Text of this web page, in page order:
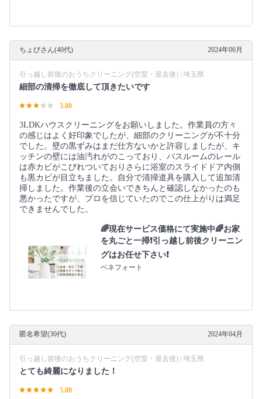
ちょびさん(40代) 2024年06月
引っ越し前後のおうちクリーニング(空室・退去後) | 埼玉県
細部の清掃を徹底して頂きたいです
3.00
3LDKハウスクリーニングをお願いしました。作業員の方々
の感じはよく好印象でしたが、細部のクリーニングが不十分
でした。壁の黒ずみはまだ仕方ないかと許容しましたが、キ
ッチンの壁には油汚れがのこっており、バスルームのレール
は赤カビがこびれついておりさらに浴室のスライドドア内側
も黒カビが目立ちました。自分で清掃道具を購入して追加清
掃しました。作業後の立会いできちんと確認しなかったのも
悪かったですが、プロを信じていたのでこの仕上がりは満足
できませんでした。
🌈現在サービス価格にて実施中🌈お家
を丸ごと一掃❗️引っ越し前後クリーニン
グはお任せ下さい❗️
ベネフォート
匿名希望(30代) 2024年04月
引っ越し前後のおうちクリーニング(空室・退去後) | 埼玉県
とても綺麗になりました！
5.00